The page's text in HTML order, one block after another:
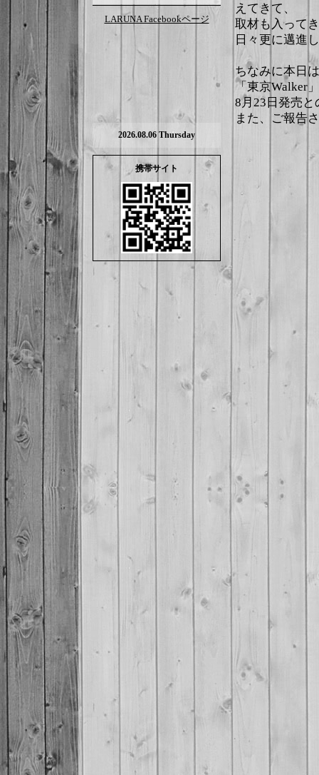
えてきて、
取材も入って
日々更に邁進
ちなみに本日
「東京Walker
8月23日発売
また、ご報告
LARUNA Facebookページ
2026.08.06 Thursday
携帯サイト